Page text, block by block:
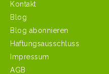
Kontakt
Blog
Blog abonnieren
Haftungsausschluss
Impressum
AGB